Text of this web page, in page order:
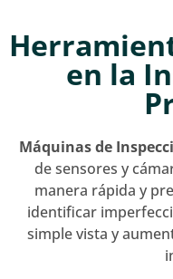
en la
Máquinas de
de sensores y
manera rápida y
identificar
simple vista y